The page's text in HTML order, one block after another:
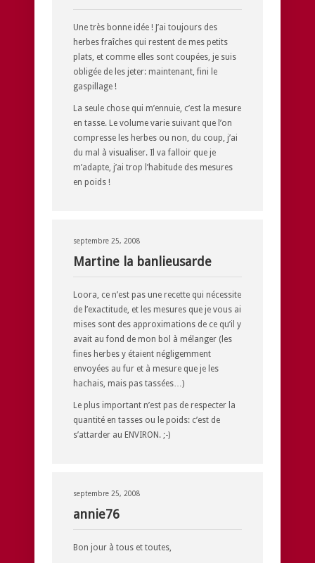
Une très bonne idée ! J’ai toujours des
herbes fraîches qui restent de mes petits
plats, et comme elles sont coupées, je suis
obligée de les jeter: maintenant, fini le
gaspillage !
La seule chose qui m’ennuie, c’est la mesure
en tasse. Le volume varie suivant que l’on
compresse les herbes ou non, du coup, j’ai
du mal à visualiser. Il va falloir que je
m’adapte, j’ai trop l’habitude des mesures
en poids !
septembre 25, 2008
Martine la banlieusarde
Loora, ce n’est pas une recette qui nécessite
de l’exactitude, et les mesures que je vous ai
mises sont des approximations de ce qu’il y
avait au fond de mon bol à mélanger (les
fines herbes y étaient négligemment
envoyées au fur et à mesure que je les
hachais, mais pas tassées…)
Le plus important n’est pas de respecter la
quantité en tasses ou le poids: c’est de
s’attarder au ENVIRON. ;-)
septembre 25, 2008
annie76
Bon jour à tous et toutes,